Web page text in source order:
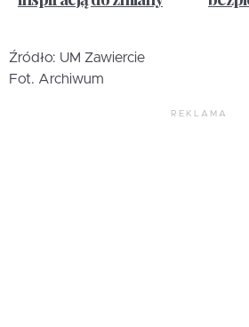
Źródło: UM Zawiercie
Fot. Archiwum
REKLAMA